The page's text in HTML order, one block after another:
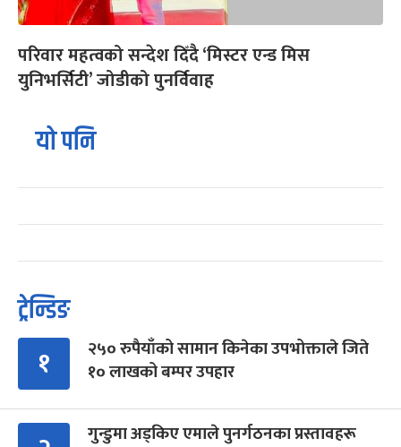
परिवार महत्वको सन्देश दिँदै ‘मिस्टर एन्ड मिस
युनिभर्सिटी’ जोडीको पुनर्विवाह
यो पनि
ट्रेन्डिङ
१
२५० रुपैयाँको सामान किनेका उपभोक्ताले जिते
१० लाखको बम्पर उपहार
गुन्डुमा अड्किए एमाले पुनर्गठनका प्रस्तावहरू